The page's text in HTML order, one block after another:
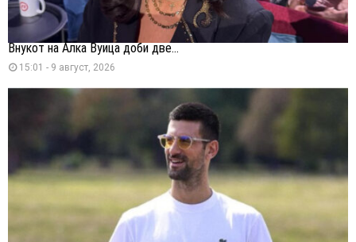
Внукот на Алка Вуица доби две...
15:01 - 9 август, 2026